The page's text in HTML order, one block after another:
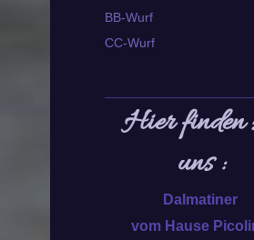
BB-Wurf
CC-Wurf
Hier finden
uns :
Dalmatiner
vom Hause